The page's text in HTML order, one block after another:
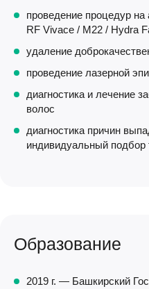
проведение процедур на
RF Vivace / М22 / Hydra
удаление
проведение лазерной
диагностика и лечение
волос
диагностика причин
индивидуальный подбор
Образование
2019 г. — Башкирский